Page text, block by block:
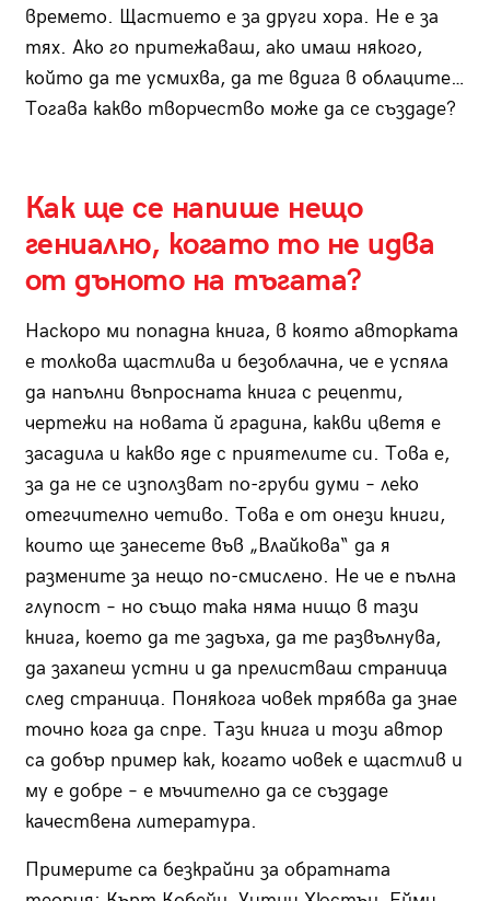
времето. Щастието е за други хора. Не е за
тях. Ако го притежаваш, ако имаш някого,
който да те усмихва, да те вдига в облаците…
Тогава какво творчество може да се създаде?
Как ще се напише нещо
гениално, когато то не идва
от дъното на тъгата?
Наскоро ми попадна книга, в която авторката
е толкова щастлива и безоблачна, че е успяла
да напълни въпросната книга с рецепти,
чертежи на новата й градина, какви цветя е
засадила и какво яде с приятелите си. Това е,
за да не се използват по-груби думи – леко
отегчително четиво. Това е от онези книги,
които ще занесете във „Влайкова“ да я
размените за нещо по-смислено. Не че е пълна
глупост – но също така няма нищо в тази
книга, което да те задъха, да те развълнува,
да захапеш устни и да прелистваш страница
след страница. Понякога човек трябва да знае
точно кога да спре. Тази книга и този автор
са добър пример как, когато човек е щастлив и
му е добре – е мъчително да се създаде
качествена литература.
Примерите са безкрайни за обратната